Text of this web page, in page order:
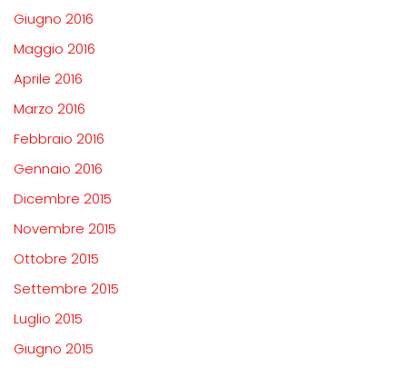
Giugno 2016
Maggio 2016
Aprile 2016
Marzo 2016
Febbraio 2016
Gennaio 2016
Dicembre 2015
Novembre 2015
Ottobre 2015
Settembre 2015
Luglio 2015
Giugno 2015